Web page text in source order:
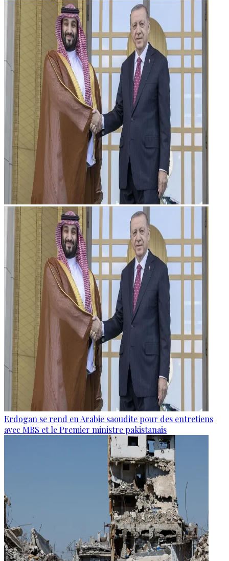
Erdogan se rend en Arabie saoudite pour des entretiens
avec MBS et le Premier ministre pakistanais